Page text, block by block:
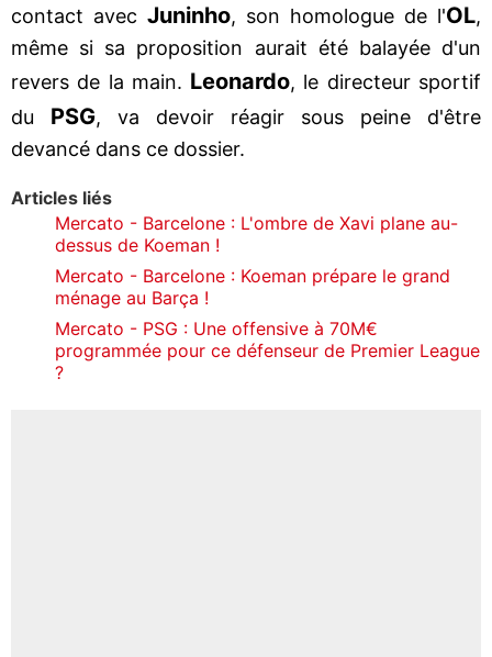
contact avec Juninho, son homologue de l'OL,
même si sa proposition aurait été balayée d'un
revers de la main. Leonardo, le directeur sportif
du PSG, va devoir réagir sous peine d'être
devancé dans ce dossier.
Articles liés
Mercato - Barcelone : L'ombre de Xavi plane au-
dessus de Koeman !
Mercato - Barcelone : Koeman prépare le grand
ménage au Barça !
Mercato - PSG : Une offensive à 70M€
programmée pour ce défenseur de Premier League
?